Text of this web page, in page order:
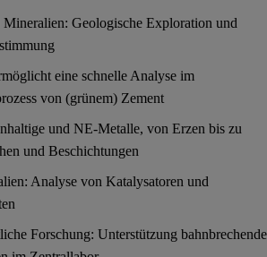
Mineralien: Geologische Exploration und
eine schnelle Analyse im
von (grünem) Zement
und NE-Metalle, von Erzen bis zu
und Beschichtungen
Analyse von Katalysatoren und
Forschung: Unterstützung